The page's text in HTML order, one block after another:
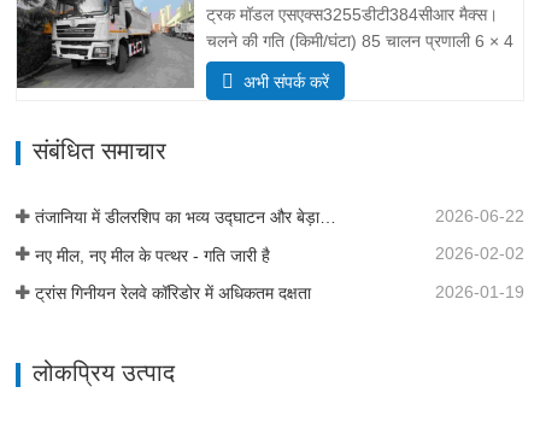
ट्रक मॉडल एसएक्स3255डीटी384सीआर मैक्स।
चलने की गति (किमी/घंटा) 85 चालन प्रणाली 6 × 4
आयाम (एल * डब्ल्यू * एच) (मिमी) कुल मिलाकर
8385*2490*3450 डंप बॉडी 5600*2300*1500
अभी संपर्क करें
संबंधित समाचार
तंजानिया में डीलरशिप का भव्य उद्घाटन और बेड़ा हैंडओवर 2026-06-22
नए मील, नए मील के पत्थर - गति जारी है 2026-02-02
ट्रांस गिनीयन रेलवे कॉरिडोर में अधिकतम दक्षता 2026-01-19
लोकप्रिय उत्पाद